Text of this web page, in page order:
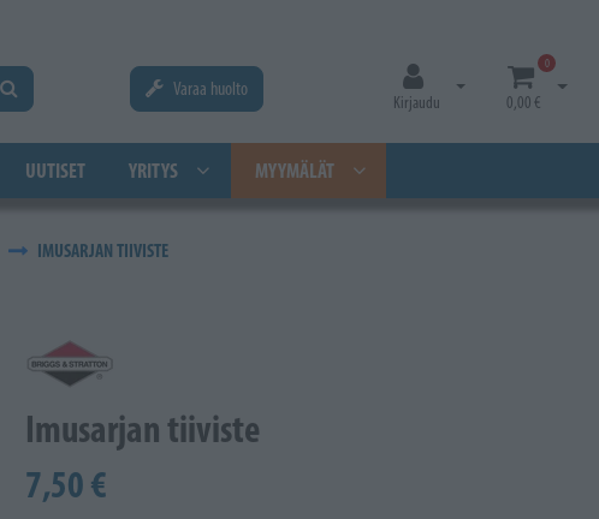
Varaa huolto
Kirjaudu
Avaa kirjautuminen
0
0,00 €
Avaa
UUTISET YRITYS MYYMÄLÄT
IMUSARJAN TIIVISTE
Imusarjan tiiviste
7,50 €